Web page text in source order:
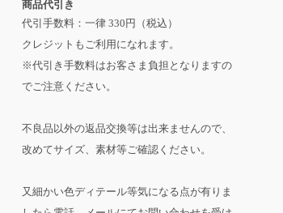
商品代引き
代引手数料：一律 330円（税込）
クレジットもご利用になれます。
※代引き手数料はお客さま負担となりますの
でご注意ください。
不良品以外の返品交換等は出来ませんので、
改めてサイズ、素材等ご確認ください。
又細かい色ディテール等気になる点が有りま